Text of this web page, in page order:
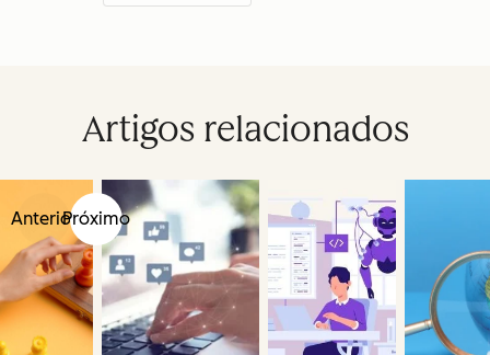
Artigos relacionados
AnteriorPróximo